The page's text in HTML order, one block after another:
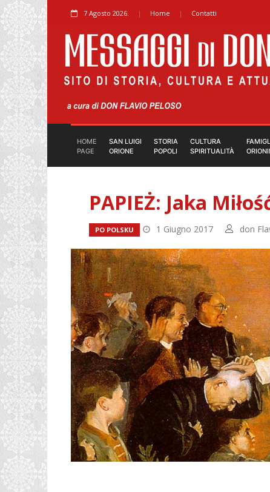
7 Agosto 2026. Home Contatti
HOME
PAGE
SAN LUIGI
ORIONE
STORIA
POPOLI
CULTURA
SPIRITUALITÀ
PAPIEŻ: Jaka
PO POLSKU 1 Giugno 2017 don